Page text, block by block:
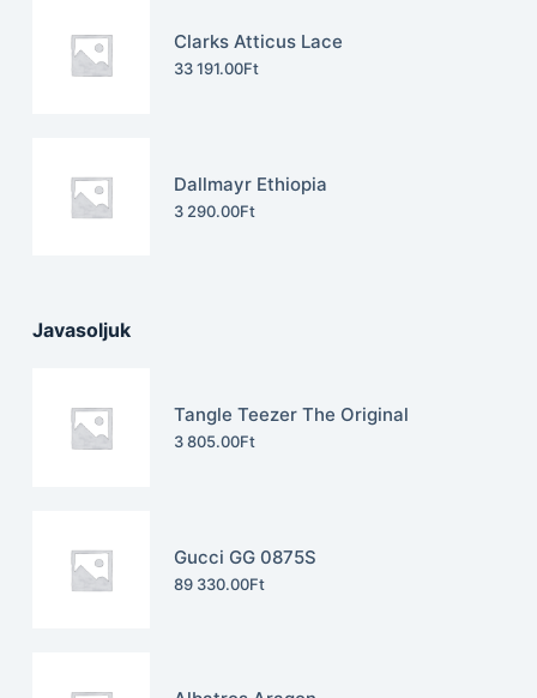
Clarks Atticus Lace
33 191.00Ft
Dallmayr Ethiopia
3 290.00Ft
Javasoljuk
Tangle Teezer The Original
3 805.00Ft
Gucci GG 0875S
89 330.00Ft